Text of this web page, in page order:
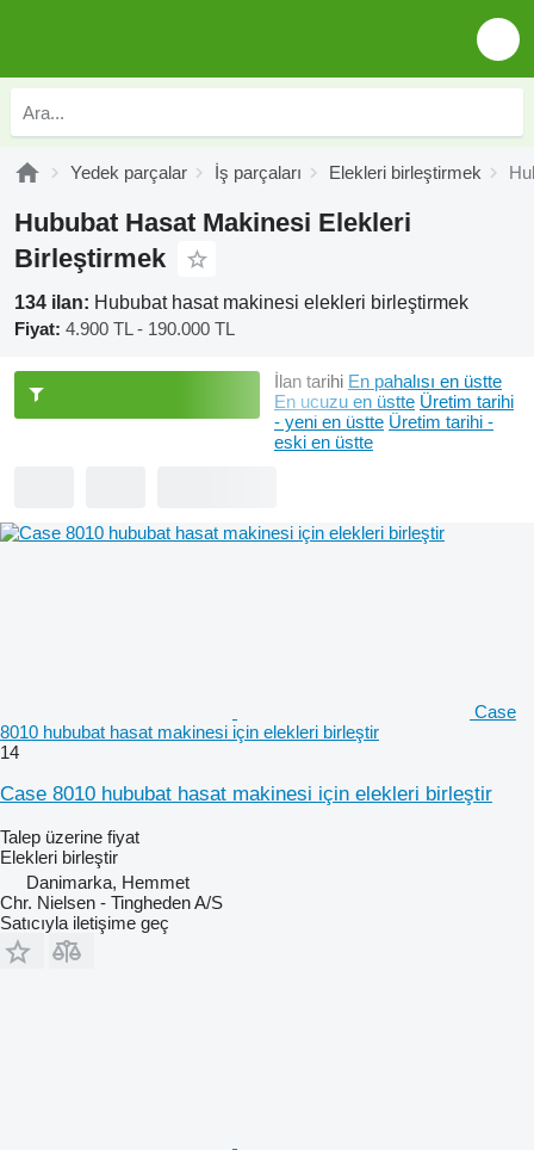
Yedek parçalar İş parçaları Elekleri birleştirmek
Hububat Hasat Makinesi Elekleri
Birleştirmek
134 ilan: Hububat hasat makinesi elekleri birleştirmek
Fiyat: 4.900 TL - 190.000 TL
İlan tarihi En pahalısı en üstte
En ucuzu en üstte Üretim tarihi
- yeni en üstte Üretim tarihi -
eski en üstte
Case
8010 hububat hasat makinesi için elekleri birleştir
14
Case 8010 hububat hasat makinesi için elekleri birleştir
Talep üzerine fiyat
Elekleri birleştir
Danimarka, Hemmet
Chr. Nielsen - Tingheden A/S
Satıcıyla iletişime geç